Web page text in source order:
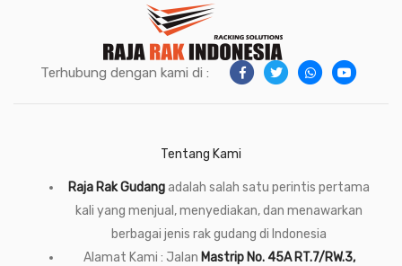
Terhubung dengan kami di :
Tentang Kami
Raja Rak Gudangadalah salah satu perintis pertama
kali yang menjual, menyediakan, dan menawarkan
berbagai jenis rak gudang di Indonesia
Alamat Kami : Jalan Mastrip No. 45A RT.7/RW.3,